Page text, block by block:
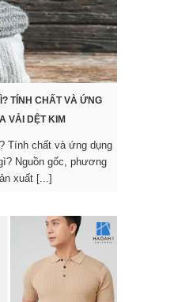
TÍNH CHẤT VÀ ỨNG
VẢI DỆT KIM
Tính chất và ứng dụng
Nguồn gốc, phương
xuất [...]